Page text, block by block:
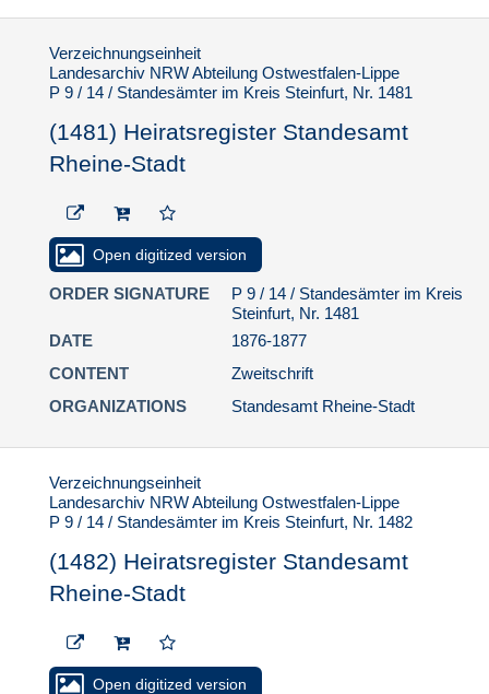
Steinfurt
P 9 / 14 / Standesämter im
1. Standesamt Altenberge
4. Standesamt Emsdetten
5. Standesamt Horstmar
6. Standesamt Laer
7. Standesamt Mesum
8. Standesamt Metelen
9. Standesamt Neuenkirchen
10. Standesamt Nordwalde
12. Standesamt Rheine - Amt
13.1. Geburten
Verzeichnungseinheit
Landesarchiv NRW Abteilung Ostwestfalen-Lippe
P 9 / 14 / Standesämter im Kreis Steinfurt, Nr. 1481
(1481) Heiratsregister Standesamt
Rheine-Stadt
Open digitized version
ORDER SIGNATURE
P 9 / 14 / Standesämter im Kreis
Steinfurt, Nr. 1481
DATE
1876-1877
CONTENT
Zweitschrift
ORGANIZATIONS
Standesamt Rheine-Stadt
Verzeichnungseinheit
Landesarchiv NRW Abteilung Ostwestfalen-Lippe
P 9 / 14 / Standesämter im Kreis Steinfurt, Nr. 1482
(1482) Heiratsregister Standesamt
Rheine-Stadt
Open digitized version